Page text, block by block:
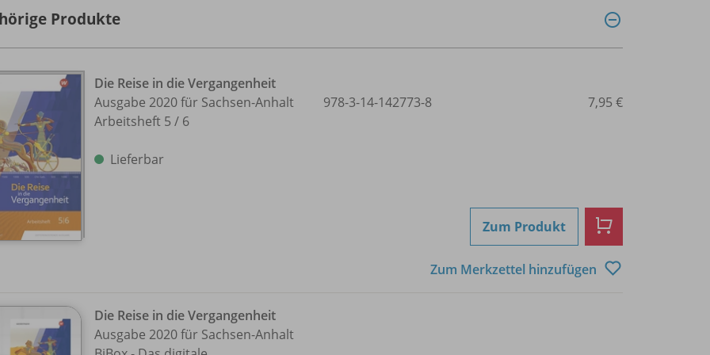
Produkte
Die Reise in die Vergangenheit
Ausgabe 2020 für Sachsen-Anhalt
Arbeitsheft 5 / 6
Lieferbar
978-3-14-142773-8 7,95 €
Zum Produkt
Zum Merkzettel hinzufügen
Die Reise in die Vergangenheit
Ausgabe 2020 für Sachsen-Anhalt